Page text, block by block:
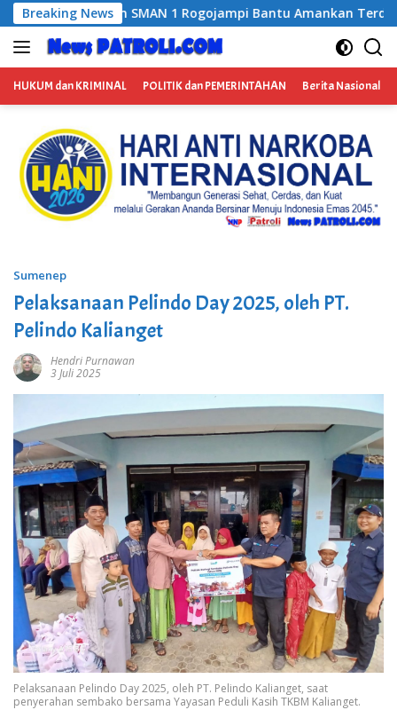
Langsung
ke
konten
Breaking News
Bantu Amankan Terduga Pengedar Narkoba, Kasus
HUKUM dan KRIMINAL POLITIK dan PEMERINTAHAN Berita Nasional
Sumenep
Pelaksanaan Pelindo Day 2025, oleh PT.
Pelindo Kalianget
Hendri Purnawan
3 Juli 2025
Pelaksanaan Pelindo Day 2025, oleh PT. Pelindo Kalianget, saat
penyerahan sembako bersama Yayasan Peduli Kasih TKBM Kalianget.